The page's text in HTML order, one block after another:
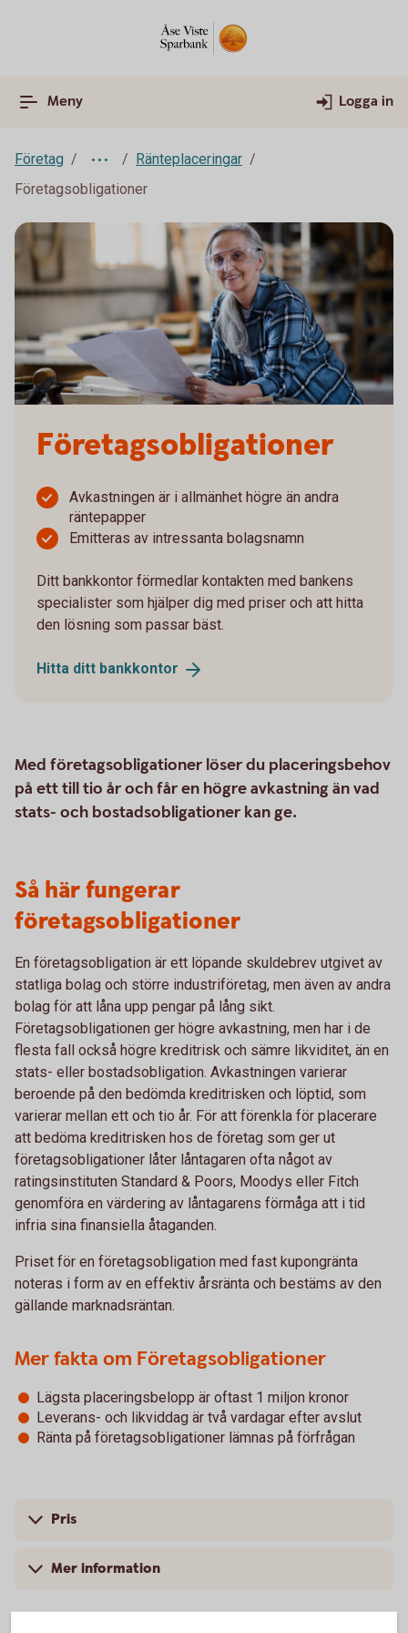
Meny Logga in
Företag
Ränteplaceringar
Företagsobligationer
Företagsobligationer
Avkastningen är i allmänhet högre än andra
räntepapper
Emitteras av intressanta bolagsnamn
Ditt bankkontor förmedlar kontakten med bankens
specialister som hjälper dig med priser och att hitta
den lösning som passar bäst.
Hitta ditt bankkontor
Med företagsobligationer löser du placeringsbehov
på ett till tio år och får en högre avkastning än vad
stats- och bostadsobligationer kan ge.
Så här fungerar
företagsobligationer
En företagsobligation är ett löpande skuldebrev utgivet av
statliga bolag och större industriföretag, men även av andra
bolag för att låna upp pengar på lång sikt.
Företagsobligationen ger högre avkastning, men har i de
flesta fall också högre kreditrisk och sämre likviditet, än en
stats- eller bostadsobligation. Avkastningen varierar
beroende på den bedömda kreditrisken och löptid, som
varierar mellan ett och tio år. För att förenkla för placerare
att bedöma kreditrisken hos de företag som ger ut
företagsobligationer låter låntagaren ofta något av
ratingsinstituten Standard & Poors, Moodys eller Fitch
genomföra en värdering av låntagarens förmåga att i tid
infria sina finansiella åtaganden.
Priset för en företagsobligation med fast kupongränta
noteras i form av en effektiv årsränta och bestäms av den
gällande marknadsräntan.
Mer fakta om Företagsobligationer
Lägsta placeringsbelopp är oftast 1 miljon kronor
Leverans- och likviddag är två vardagar efter avslut
Ränta på företagsobligationer lämnas på förfrågan
Pris
Mer information